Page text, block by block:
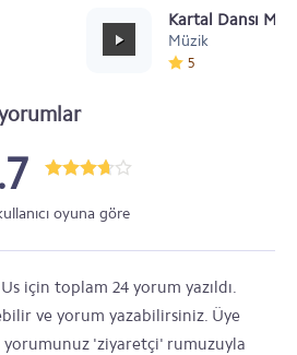
Kartal Dansı
Müzik
5
oyuna göre
için toplam 24 yorum yazıldı.
ve yorum yazabilirsiniz. Üye
yorumunuz 'ziyaretçi' rumuzuyla